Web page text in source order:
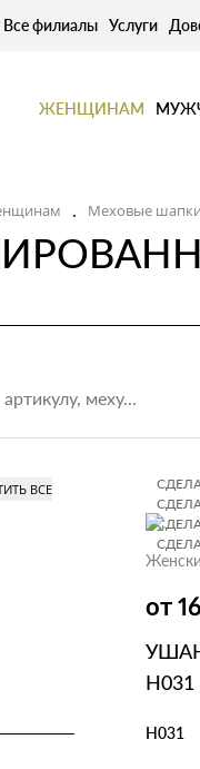
Все филиалы Услуги
ЖЕНЩИНАМ
. Меховые шапки
от
Н031
Н031